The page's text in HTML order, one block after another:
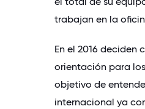
trabajan en la
En el 2016 deciden
orientación para
objetivo de
internacional ya